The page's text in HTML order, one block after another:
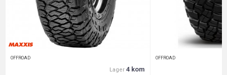
Anti-spam zaštita - izračunajte koliko je 4 + 1 :
POŠALJI
OFFROAD
Lager 4 kom
OFFROAD